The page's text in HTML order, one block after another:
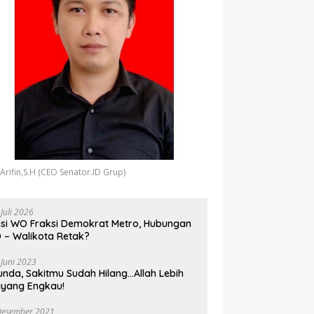
(CEO Senator.ID Grup)
2026
WO Fraksi Demokrat Metro, Hubungan
– Walikota Retak?
2023
Sakitmu Sudah Hilang…Allah Lebih
Engkau!
2021